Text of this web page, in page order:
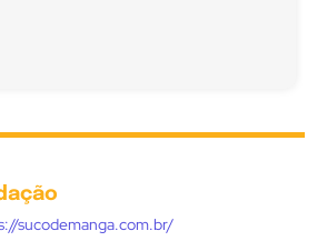
sucodemanga.com.br/